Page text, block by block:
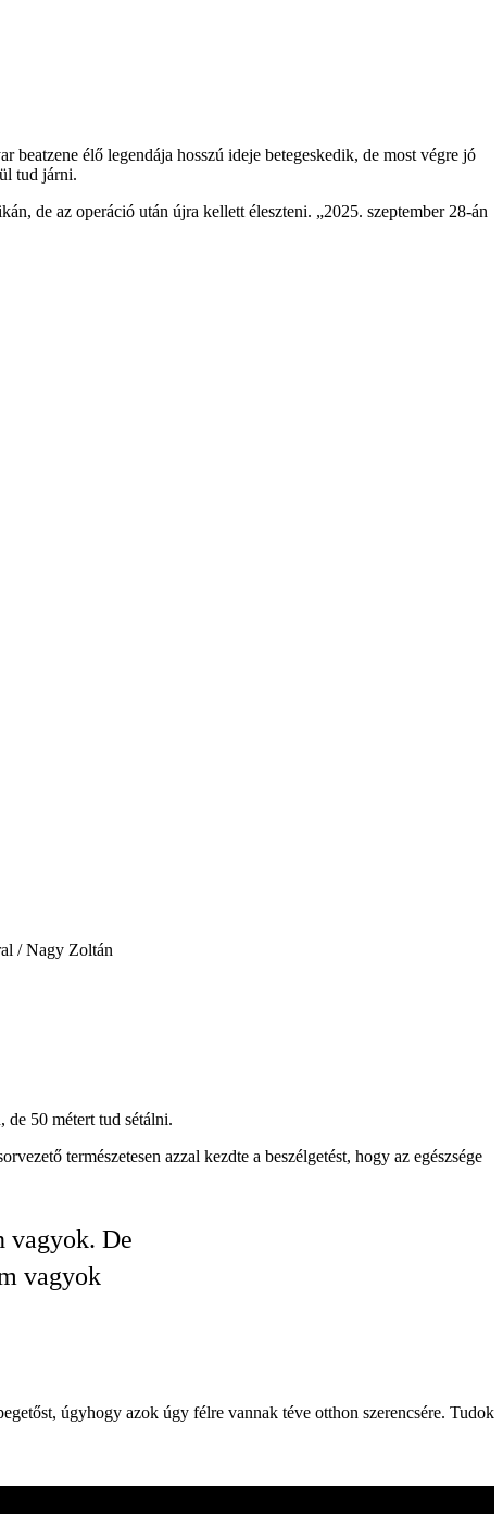
élő legendája hosszú ideje betegeskedik, de most végre jó
tud járni.
de az operáció után újra kellett éleszteni. „2025. szeptember 28-án
/ Nagy Zoltán
de 50 métert tud sétálni.
természetesen azzal kezdte a beszélgetést, hogy az egészsége
vagyok. De
vagyok
úgyhogy azok úgy félre vannak téve otthon szerencsére. Tudok